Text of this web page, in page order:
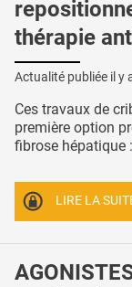
thérapie
Actualité publiée il y
Ces travaux de
première option
fibrose hépatique
LIRE LA